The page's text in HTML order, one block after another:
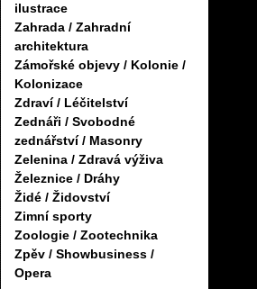
ilustrace
Zahrada / Zahradní
architektura
Zámořské objevy / Kolonie /
Kolonizace
Zdraví / Léčitelství
Zednáři / Svobodné
zednářství / Masonry
Zelenina / Zdravá výživa
Železnice / Dráhy
Židé / Židovství
Zimní sporty
Zoologie / Zootechnika
Zpěv / Showbusiness /
Opera